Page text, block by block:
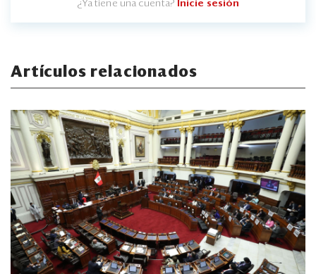
¿Ya tiene una cuenta? Inicie sesión
Artículos relacionados